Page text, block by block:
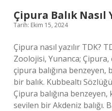
Çipura Balık Nasıl
Tarih: Ekim 15, 2024
Çipura nasıl yazılır TDK?
Zoolojisi, Yunanca;
çipura balığına benzeyen,
bir balık. Kubbealtı
Çipura balığına benzeyen,
sevilen bir Akdeniz balığı.